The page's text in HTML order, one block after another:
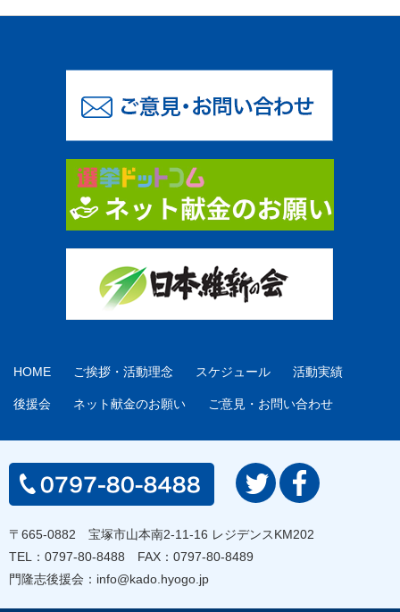
HOME ご挨拶・活動理念 スケジュール 活動実績
後援会 ネット献金のお願い ご意見・お問い合わせ
〒665-0882 宝塚市山本南2-11-16 レジデンスKM202
TEL： 0797-80-8488 FAX：0797-80-8489
門隆志後援会： info@kado.hyogo.jp